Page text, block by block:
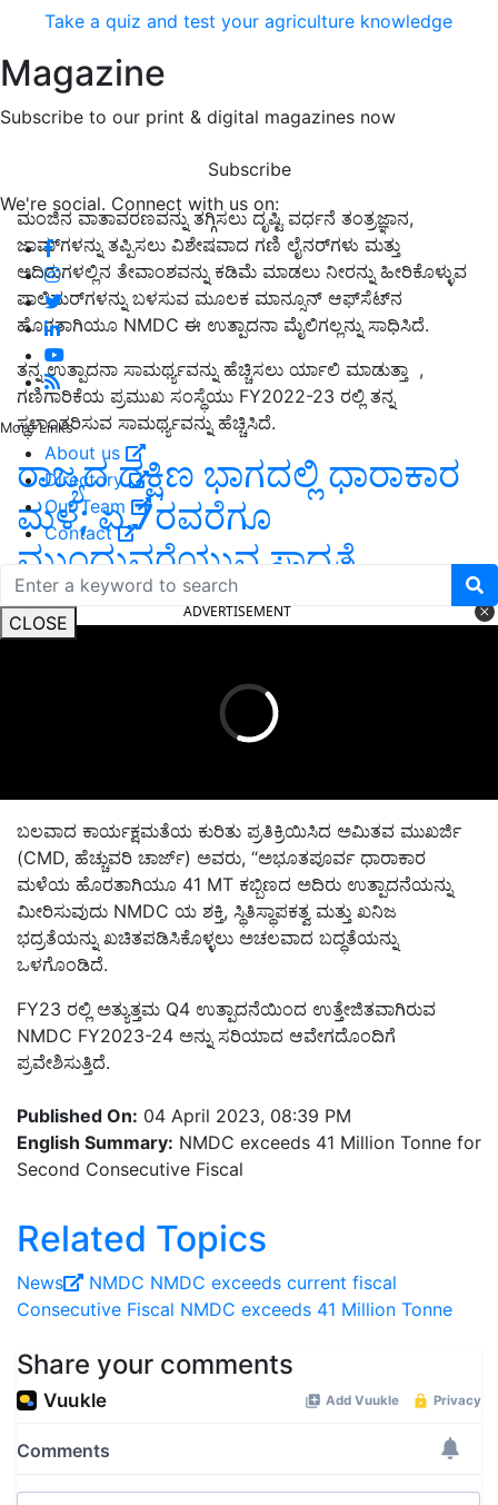
Take a quiz and test your agriculture knowledge
Magazine
Subscribe to our print & digital magazines now
Subscribe
We're social. Connect with us on:
More Links
About us
Directory
Our Team
Contact
CLOSE
ಮಂಜಿನ ವಾತಾವರಣವನ್ನು ತಗ್ಗಿಸಲು ದೃಷ್ಟಿ ವರ್ಧನೆ ತಂತ್ರಜ್ಞಾನ,
ಜಾಮ್‌ಗಳನ್ನು ತಪ್ಪಿಸಲು ವಿಶೇಷವಾದ ಗಣಿ ಲೈನರ್‌ಗಳು ಮತ್ತು
ಅದಿರುಗಳಲ್ಲಿನ ತೇವಾಂಶವನ್ನು ಕಡಿಮೆ ಮಾಡಲು ನೀರನ್ನು ಹೀರಿಕೊಳ್ಳುವ
ಪಾಲಿಮರ್‌ಗಳನ್ನು ಬಳಸುವ ಮೂಲಕ ಮಾನ್ಸೂನ್ ಆಫ್‌ಸೆಟ್‌ನ
ಹೊರತಾಗಿಯೂ NMDC ಈ ಉತ್ಪಾದನಾ ಮೈಲಿಗಲ್ಲನ್ನು ಸಾಧಿಸಿದೆ.
ತನ್ನ ಉತ್ಪಾದನಾ ಸಾಮರ್ಥ್ಯವನ್ನು ಹೆಚ್ಚಿಸಲು ರ್ಯಾಲಿ ಮಾಡುತ್ತಾ ,
ಗಣಿಗಾರಿಕೆಯ ಪ್ರಮುಖ ಸಂಸ್ಥೆಯು FY2022-23 ರಲ್ಲಿ ತನ್ನ
ಸ್ಥಳಾಂತರಿಸುವ ಸಾಮರ್ಥ್ಯವನ್ನು ಹೆಚ್ಚಿಸಿದೆ.
ರಾಜ್ಯದ ದಕ್ಷಿಣ ಭಾಗದಲ್ಲಿ ಧಾರಾಕಾರ
ಮಳೆ; ಏ.7ರವರೆಗೂ
ಮುಂದುವರೆಯುವ ಸಾಧ್ಯತೆ
ADVERTISEMENT
ಬಲವಾದ ಕಾರ್ಯಕ್ಷಮತೆಯ ಕುರಿತು ಪ್ರತಿಕ್ರಿಯಿಸಿದ ಅಮಿತವ ಮುಖರ್ಜಿ
(CMD, ಹೆಚ್ಚುವರಿ ಚಾರ್ಜ್) ಅವರು, “ಅಭೂತಪೂರ್ವ ಧಾರಾಕಾರ
ಮಳೆಯ ಹೊರತಾಗಿಯೂ 41 MT ಕಬ್ಬಿಣದ ಅದಿರು ಉತ್ಪಾದನೆಯನ್ನು
ಮೀರಿಸುವುದು NMDC ಯ ಶಕ್ತಿ, ಸ್ಥಿತಿಸ್ಥಾಪಕತ್ವ ಮತ್ತು ಖನಿಜ
ಭದ್ರತೆಯನ್ನು ಖಚಿತಪಡಿಸಿಕೊಳ್ಳಲು ಅಚಲವಾದ ಬದ್ಧತೆಯನ್ನು
ಒಳಗೊಂಡಿದೆ.
FY23 ರಲ್ಲಿ ಅತ್ಯುತ್ತಮ Q4 ಉತ್ಪಾದನೆಯಿಂದ ಉತ್ತೇಜಿತವಾಗಿರುವ
NMDC FY2023-24 ಅನ್ನು ಸರಿಯಾದ ಆವೇಗದೊಂದಿಗೆ
ಪ್ರವೇಶಿಸುತ್ತಿದೆ.
Published On: 04 April 2023, 08:39 PM
English Summary: NMDC exceeds 41 Million Tonne for
Second Consecutive Fiscal
Related Topics
News NMDC NMDC exceeds current fiscal
Consecutive Fiscal NMDC exceeds 41 Million Tonne
Share your comments